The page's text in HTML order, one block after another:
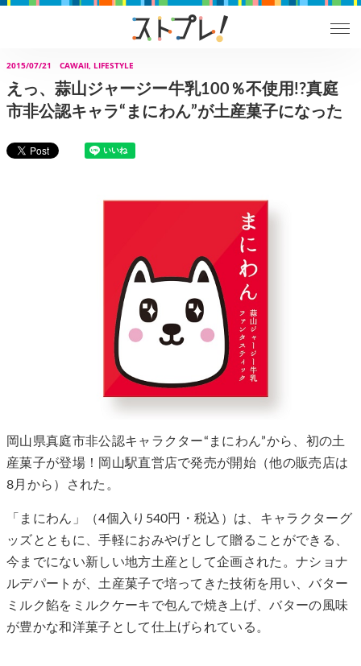
2015/07/21 CAWAII, LIFESTYLE
えっ、蒜山ジャージー牛乳100％不使用!?真庭
市非公認キャラ“まにわん”が土産菓子になった
岡山県真庭市非公認キャラクター“まにわん”から、初の土
産菓子が登場！岡山駅直営店で発売が開始（他の販売店は
8月から）された。
「まにわん」（4個入り540円・税込）は、キャラクターグ
ッズとともに、手軽におみやげとして贈ることができる、
今までにない新しい地方土産として企画された。ナショナ
ルデパートが、土産菓子で培ってきた技術を用い、バター
ミルク餡をミルクケーキで包んで焼き上げ、バターの風味
が豊かな和洋菓子として仕上げられている。